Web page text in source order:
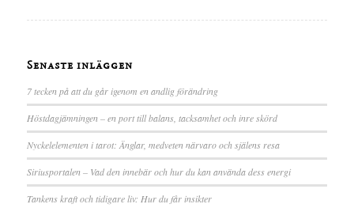
Senaste inläggen
7 tecken på att du går igenom en andlig förändring
Höstdagjämningen – en port till balans, tacksamhet och inre skörd
Nyckelelementen i tarot: Änglar, medveten närvaro och själens resa
Siriusportalen – Vad den innebär och hur du kan använda dess energi
Tankens kraft och tidigare liv: Hur du får insikter